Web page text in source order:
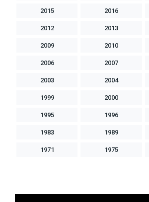
2016
2015
2013
2012
2010
2009
2007
2006
2004
2003
2000
1999
1996
1995
1989
1983
1975
1971